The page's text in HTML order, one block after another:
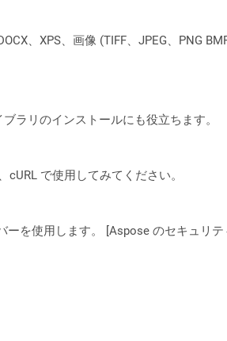
、XPS、画像 (TIFF、JPEG、PNG
ラリのインストールにも役立ちます。
で使用してみてください。
を使用します。 [Aspose のセキュリテ